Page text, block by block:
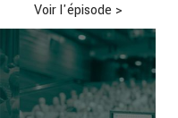
Voir l'épisode >